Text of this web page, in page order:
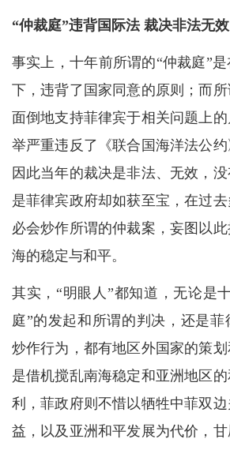
“仲裁庭”违背国际法 裁决非法无效
事实上，十年前所谓的“仲裁庭”
下，违背了国家同意的原则；而
面倒地支持菲律宾于相关问题上
举严重违反了《联合国海洋法公约
因此当年的裁决是非法、无效，
是菲律宾政府却如获至宝，在过
必会炒作所谓的仲裁案，妄图以
海的稳定与和平。
其实，“明眼人”都知道，无论是
庭”的发起和所谓的判决，还是
炒作行为，都有地区外国家的策
是借机搅乱南海稳定和亚洲地区
利，菲政府则不惜以牺牲中菲双边
益，以及亚洲和平发展为代价，